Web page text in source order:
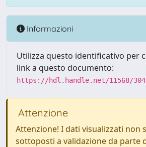
Informazioni
Utilizza questo identificativo per
link a questo documento:
https://hdl.handle.net/11568/
Attenzione
Attenzione! I dati visualizzati non
sottoposti a validazione da parte